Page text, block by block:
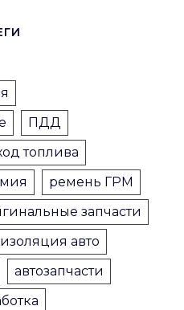
ПДД
топлива
ремень ГРМ
запчасти
авто
автозапчасти